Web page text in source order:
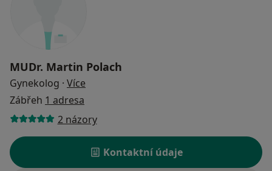
MUDr. Martin Polach
Gynekolog · Více
Zábřeh 1 adresa
2 názory
Kontaktní údaje